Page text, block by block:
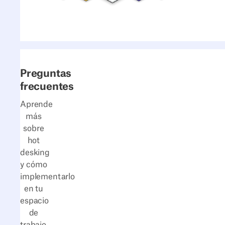
Preguntas
frecuentes
Aprende
más
sobre
hot
desking
y cómo
implementarlo
en tu
espacio
de